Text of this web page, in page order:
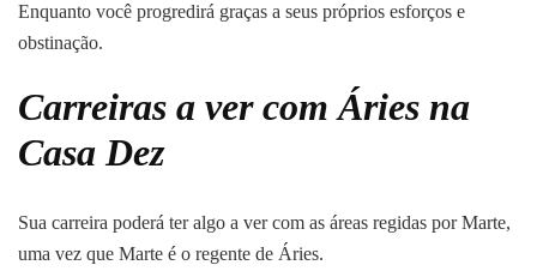
Enquanto você progredirá graças a seus próprios esforços e
obstinação.
Carreiras a ver com Áries na
Casa Dez
Sua carreira poderá ter algo a ver com as áreas regidas por Marte,
uma vez que Marte é o regente de Áries.